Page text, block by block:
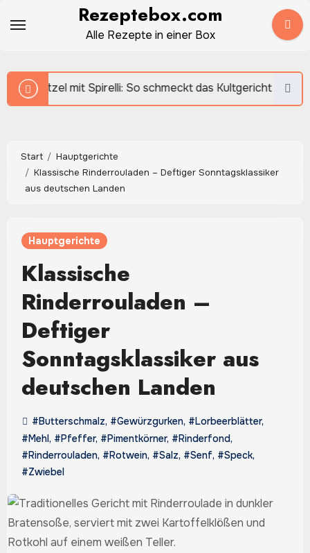
Inhalt
Rezeptebox.com
Alle Rezepte in einer Box
Spirelli: So schmeckt das Kultgericht wie früher
Start
Hauptgerichte
Klassische Rinderrouladen – Deftiger Sonntagsklassiker
aus deutschen Landen
Hauptgerichte
Klassische
Rinderrouladen –
Deftiger
Sonntagsklassiker aus
deutschen Landen
#Butterschmalz, #Gewürzgurken, #Lorbeerblätter,
#Mehl, #Pfeffer, #Pimentkörner, #Rinderfond,
#Rinderrouladen, #Rotwein, #Salz, #Senf, #Speck,
#Zwiebel